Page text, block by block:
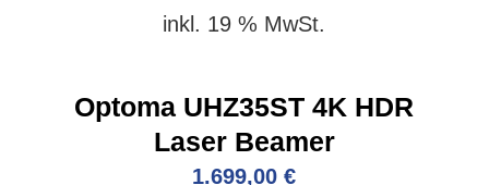
inkl. 19 % MwSt.
Optoma UHZ35ST 4K HDR
Laser Beamer
1.699,00€